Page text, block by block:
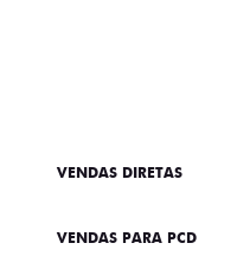
VENDAS DIRETAS
VENDAS PARA PCD